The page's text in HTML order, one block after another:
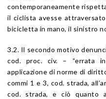
contemporaneamente
il ciclista avesse
bicicletta in mano, il sinistro
3.2. Il secondo motivo
cod. proc. civ. – “errata
applicazione di norme di
commi 1 e 3, cod. strada, all’
cod. strada, e ciò quanto